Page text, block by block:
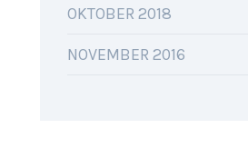
OKTOBER 2018
NOVEMBER 2016